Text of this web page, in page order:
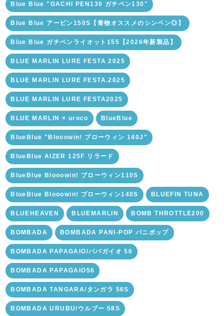
Blue Blue "GACHI PEN130 ガチペン130"
Blue Blue アービン150S【青物オススメのシンペン◎】
Blue Blue ガチペンライオット155【2026年新製品】
BLUE MARLIN LURE FESTA 2025
BLUE MARLIN LURE FESTA.2025
BLUE MARLIN LURE FESTA2025
BLUE MARLIN × uroco BlueBlue
BlueBlue "Blooowin! ブローウィン 140J"
BlueBlue AIZER 125F リラード
BlueBlue Blooowin! ブローウィン110S
BlueBlue Blooowin! ブローウィン140S BLUEFIN TUNA
BLUEHEAVEN BLUEMARLIN BOMB THROTTLE200
BOMBADA BOMBADA PANI-POP パニポップ
BOMBADA PAPAGAIO/パパガイオ 56
BOMBADA PAPAGAIO56
BOMBADA TANGARA/タンガラ 56S
BOMBADA URUBU/ウルブー 58S